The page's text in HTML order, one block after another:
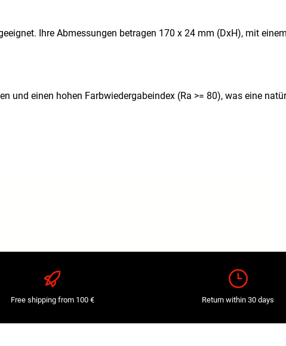
Ihre Abmessungen betragen 170 x 24 mm (DxH), mit
und einen hohen Farbwiedergabeindex (Ra >= 80), was eine
Free shipping from 100 € Return within 30 days